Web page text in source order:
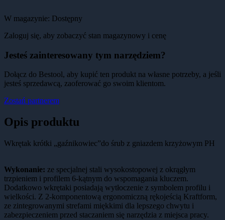
W magazynie: Dostępny
Zaloguj się, aby zobaczyć stan magazynowy i cenę
Jesteś zainteresowany tym narzędziem?
Dołącz do Bestool, aby kupić ten produkt na własne potrzeby, a jeśli
jesteś sprzedawcą, zaoferować go swoim klientom.
Zostań partnerem
Opis produktu
Wkrętak krótki „gaźnikowiec”do śrub z gniazdem krzyżowym PH
Wykonanie: ze specjalnej stali wysokostopowej z okrągłym
trzpieniem i profilem 6-kątnym do wspomagania kluczem.
Dodatkowo wkrętaki posiadają wytłoczenie z symbolem profilu i
wielkości. Z 2-komponentową ergonomiczną rękojeścią Kraftform,
ze zintegrowanymi strefami miękkimi dla lepszego chwytu i
zabezpieczeniem przed staczaniem się narzędzia z miejsca pracy.